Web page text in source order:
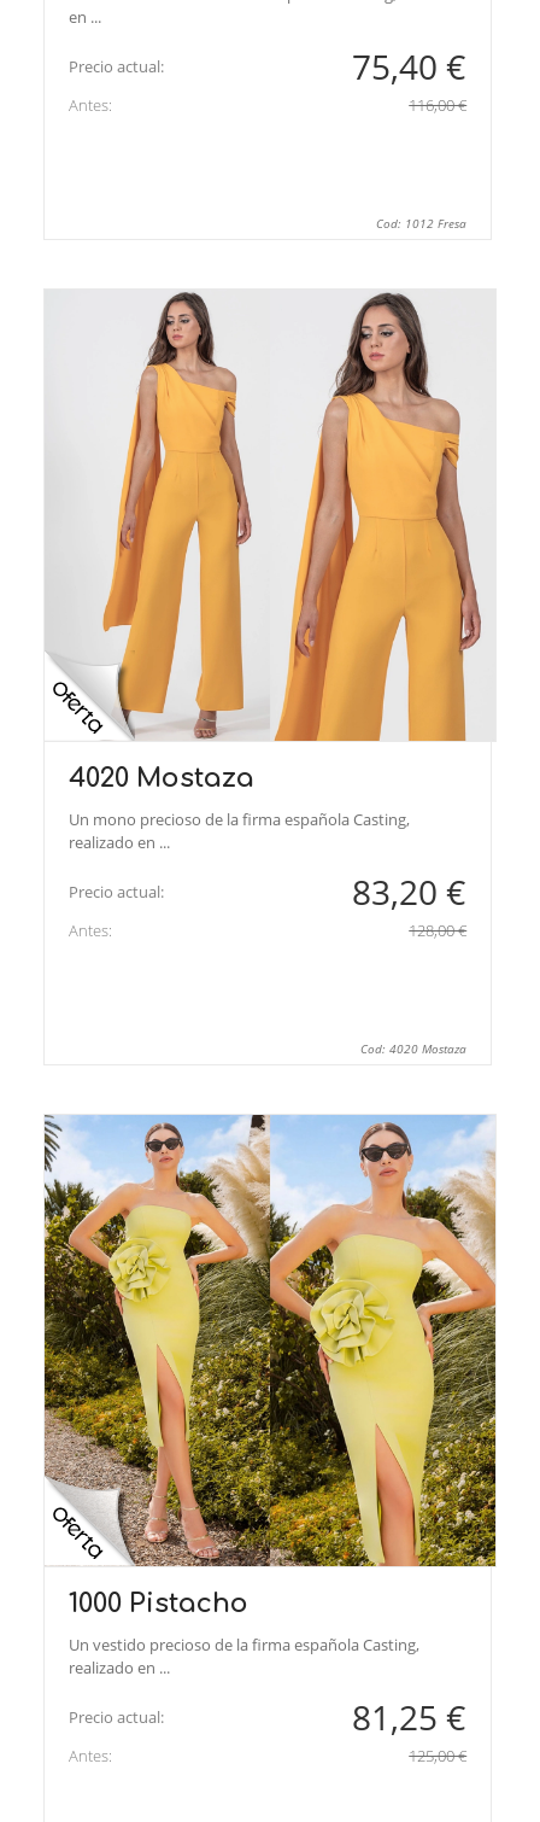
en ...
Precio actual: 75,40 €
Antes: 116,00 €
Cod: 1012 Fresa
4020 Mostaza
Un mono precioso de la firma española Casting,
realizado en ...
Precio actual: 83,20 €
Antes: 128,00 €
Cod: 4020 Mostaza
1000 Pistacho
Un vestido precioso de la firma española Casting,
realizado en ...
Precio actual: 81,25 €
Antes: 125,00 €